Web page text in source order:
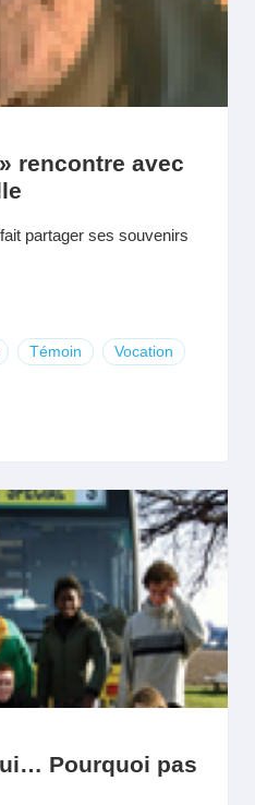
rencontre avec
partager ses souvenirs
Témoin Vocation
Pourquoi pas